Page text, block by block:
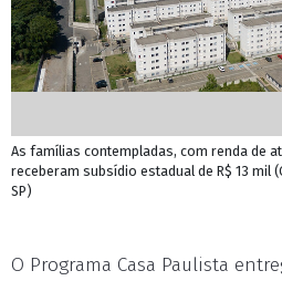
As famílias contempladas, com renda de
receberam subsídio estadual de R$ 13 mil
SP)
O Programa Casa Paulista